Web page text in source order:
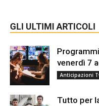
GLI ULTIMI ARTICOLI
venerdì 7
Anticipazioni
Tutto per